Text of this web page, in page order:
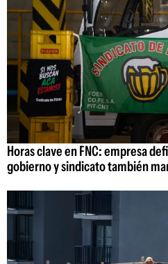
Horas clave en FNC: empresa
gobierno y sindicato también